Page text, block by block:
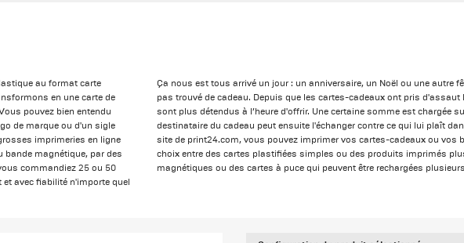
au format carte
en une carte de
pouvez bien entendu
de marque ou d'un sigle
imprimeries en ligne
bande magnétique, par des
commandiez 25 ou 50
avec fiabilité n'importe quel
Ça nous est tous arrivé un jour : un anniversaire, un Noël ou une autre
pas trouvé de cadeau. Depuis que les cartes-cadeaux ont pris d'assaut
sont plus détendus à l’heure d'offrir. Une certaine somme est chargée
destinataire du cadeau peut ensuite l'échanger contre ce qui lui plaît
site de print24.com, vous pouvez imprimer vos cartes-cadeaux ou vos
choix entre des cartes plastifiées simples ou des produits imprimés
magnétiques ou des cartes à puce qui peuvent être rechargées